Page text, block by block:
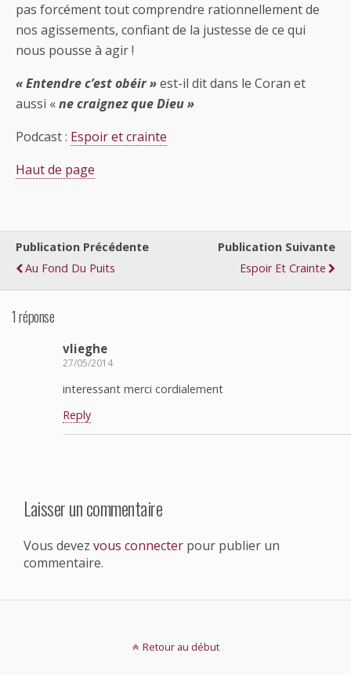
pas forcément tout comprendre rationnellement de
nos agissements, confiant de la justesse de ce qui
nous pousse à agir !
« Entendre c’est obéir »est-il dit dans le Coran et
aussi «ne craignez que Dieu »
Podcast : Espoir et crainte
Haut de page
Publication Précédente
Au Fond Du Puits
Publication Suivante
Espoir Et Crainte
1 réponse
vlieghe
27/05/2014
interessant merci cordialement
Reply
Laisser un commentaire
Vous devez vous connecter pour publier un
commentaire.
Retour au début